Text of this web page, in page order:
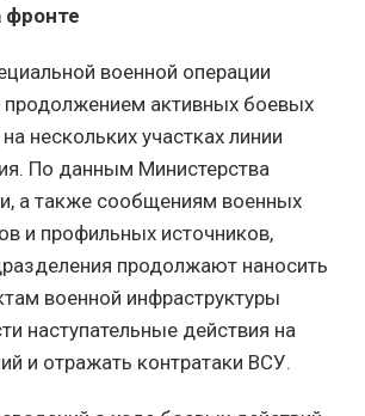
фронте
военной операции
продолжением активных боевых
нескольких участках линии
По данным Министерства
а также сообщениям военных
и профильных источников,
продолжают наносить
военной инфраструктуры
наступательные действия на
и отражать контратаки ВСУ.